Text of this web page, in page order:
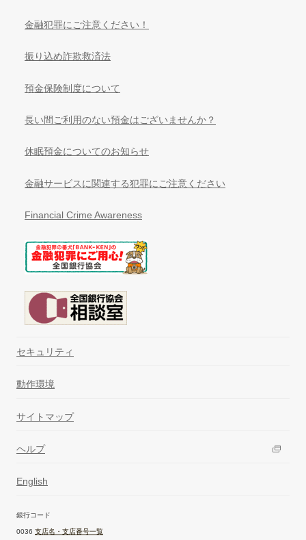
金融犯罪にご注意ください！
振り込め詐欺救済法
預金保険制度について
長い間ご利用のない預金はございませんか？
休眠預金についてのお知らせ
金融サービスに関連する犯罪にご注意ください
Financial Crime Awareness
セキュリティ
動作環境
サイトマップ
ヘルプ
English
銀行コード
0036 支店名・支店番号一覧